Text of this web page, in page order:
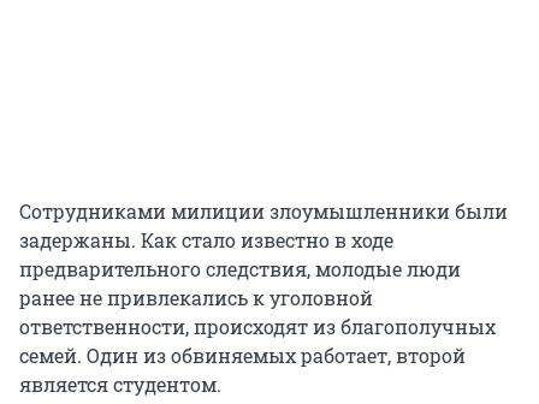
Сотрудниками милиции злоумышленники были
задержаны. Как стало известно в ходе
предварительного следствия, молодые люди
ранее не привлекались к уголовной
ответственности, происходят из благополучных
семей. Один из обвиняемых работает, второй
является студентом.